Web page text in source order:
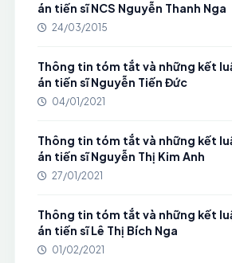
án tiến sĩ NCS Nguyễn Thanh Nga
24/03/2015
Thông tin tóm tắt và những kết
án tiến sĩ Nguyễn Tiến Đức
04/01/2021
Thông tin tóm tắt và những kết
án tiến sĩ Nguyễn Thị Kim Anh
27/01/2021
Thông tin tóm tắt và những kết
án tiến sĩ Lê Thị Bích Nga
01/02/2021